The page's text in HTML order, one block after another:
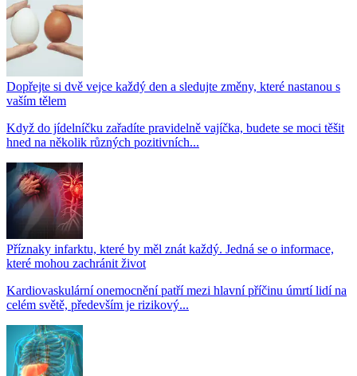
Dopřejte si dvě vejce každý den a sledujte změny, které nastanou s
vaším tělem
Když do jídelníčku zařadíte pravidelně vajíčka, budete se moci těšit
hned na několik různých pozitivních...
Příznaky infarktu, které by měl znát každý. Jedná se o informace,
které mohou zachránit život
Kardiovaskulární onemocnění patří mezi hlavní příčinu úmrtí lidí na
celém světě, především je rizikový...